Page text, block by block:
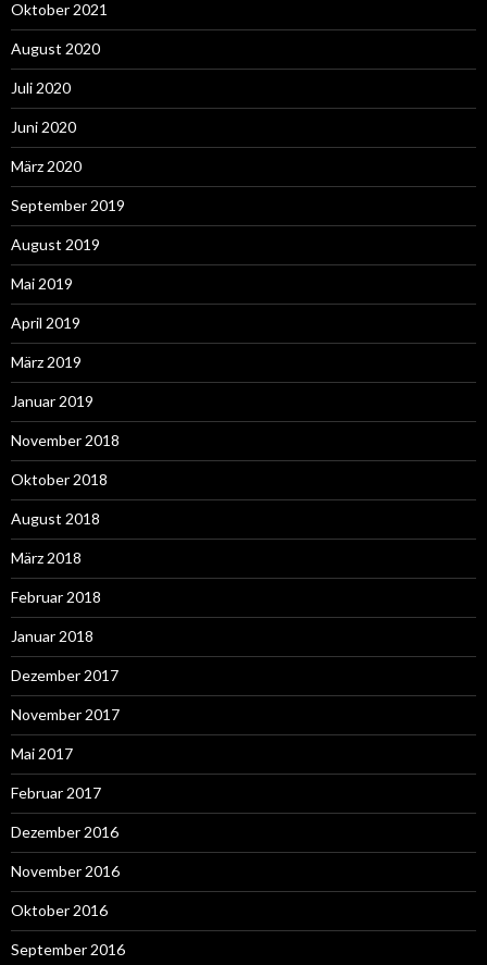
Oktober 2021
August 2020
Juli 2020
Juni 2020
März 2020
September 2019
August 2019
Mai 2019
April 2019
März 2019
Januar 2019
November 2018
Oktober 2018
August 2018
März 2018
Februar 2018
Januar 2018
Dezember 2017
November 2017
Mai 2017
Februar 2017
Dezember 2016
November 2016
Oktober 2016
September 2016